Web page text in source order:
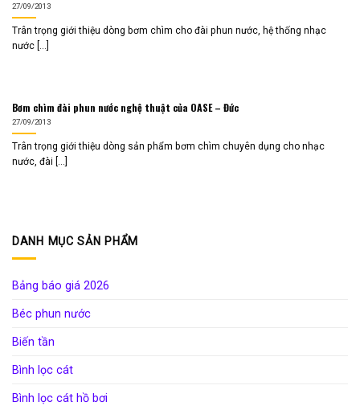
27/09/2013
Trân trọng giới thiệu dòng bơm chìm cho đài phun nước, hệ thống nhạc
nước [...]
Bơm chìm đài phun nước nghệ thuật của OASE – Đức
27/09/2013
Trân trọng giới thiệu dòng sản phẩm bơm chìm chuyên dụng cho nhạc
nước, đài [...]
DANH MỤC SẢN PHẨM
Bảng báo giá 2026
Béc phun nước
Biến tần
Bình lọc cát
Bình lọc cát hồ bơi